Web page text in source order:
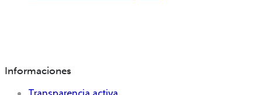
Informaciones